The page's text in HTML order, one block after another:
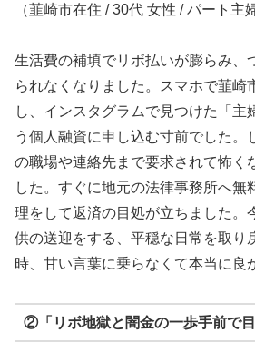
（韮崎市在住 / 30代 女性 / パート主
生活費の補填でリボ払いが膨らみ、
られなくなりました。スマホで韮崎
し、インスタグラムで見つけた「主
う個人融資に申し込む寸前でした。
の職場や連絡先まで要求されて怖く
した。すぐに地元の法律事務所へ無
理をして返済の目処が立ちました。
供の送迎をする、平穏な日常を取り
時、甘い言葉に乗らなくて本当に良
②「リボ地獄と闇金の一歩手前で目